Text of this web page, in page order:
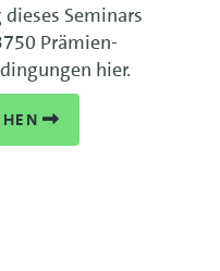
Seminars
Prämien-
hier.